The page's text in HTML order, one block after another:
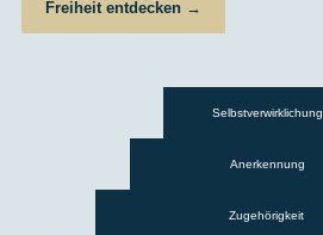
Freiheit entdecken →
Selbstverwirklichung
Anerkennung
Zugehörigkeit